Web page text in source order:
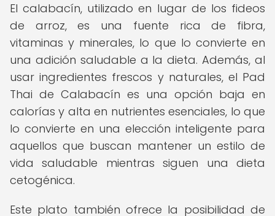
El calabacín, utilizado en lugar de los fideos
de arroz, es una fuente rica de fibra,
vitaminas y minerales, lo que lo convierte en
una adición saludable a la dieta. Además, al
usar ingredientes frescos y naturales, el Pad
Thai de Calabacín es una opción baja en
calorías y alta en nutrientes esenciales, lo que
lo convierte en una elección inteligente para
aquellos que buscan mantener un estilo de
vida saludable mientras siguen una dieta
cetogénica.
Este plato también ofrece la posibilidad de